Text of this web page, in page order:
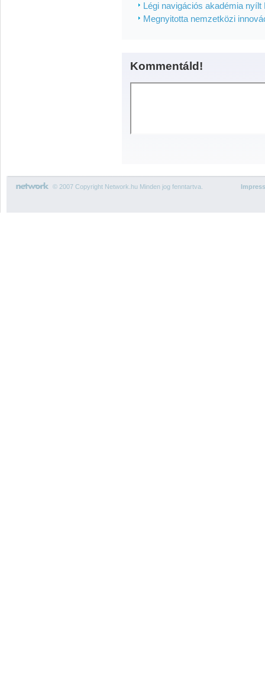
Légi navigációs akadémia nyílt
Megnyitotta nemzetközi
Kommentáld!
© 2007 Copyright Network.hu Minden jog fenntartva.